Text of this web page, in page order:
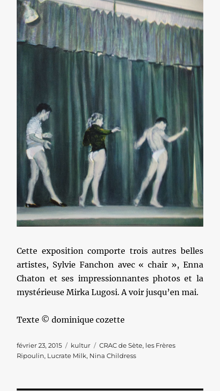
Cette exposition comporte trois autres belles
artistes, Sylvie Fanchon avec « chair », Enna
Chaton et ses impressionnantes photos et la
mystérieuse Mirka Lugosi. A voir jusqu’en mai.
Texte © dominique cozette
Publié
le
février 23, 2015 Catégories
kultur Étiquettes
CRAC de Sète, les Frères
Ripoulin, Lucrate Milk, Nina Childress